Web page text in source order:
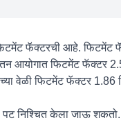
फॅक्टरची आहे. फिटमेंट
आयोगात फिटमेंट फॅक्टर
वेळी फिटमेंट फॅक्टर
निश्चित केला जाऊ